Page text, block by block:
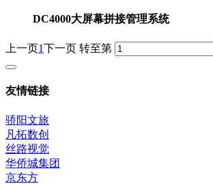
DC4000大屏幕拼接管理系统
上一页1下一页 转至第
友情链接
骄阳文旅
凡拓数创
丝路视觉
华侨城集团
京东方